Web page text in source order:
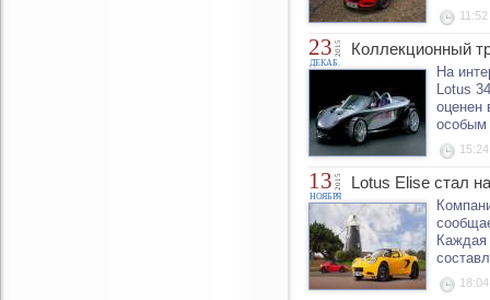
11:52
23
ДЕКАБ.
2015 Коллекционный
На
Lotus
оценен
особым
15:24
13
НОЯБРЯ
2015 Lotus Elise стал
Каждая
18:04